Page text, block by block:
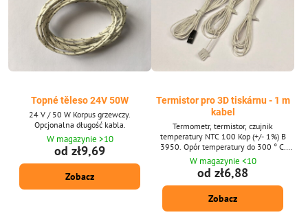
Topné těleso 24V 50W
24 V / 50 W Korpus grzewczy.
Opcjonalna długość kabla.
W magazynie >10
od zł9,69
Zobacz
Termistor pro 3D tiskárnu - 1 m
kabel
Termometr, termistor, czujnik
temperatury NTC 100 Kop (+/- 1%) B
3950. Opór temperatury do 300 ° C.
Nadaje się dla drukarek 3D (dla
podkładki i dyszy).
W magazynie <10
od zł6,88
Zobacz